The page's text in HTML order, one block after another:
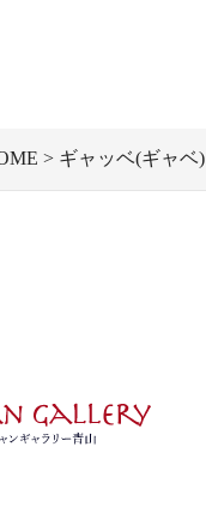
ギャッベ(ギャベ)